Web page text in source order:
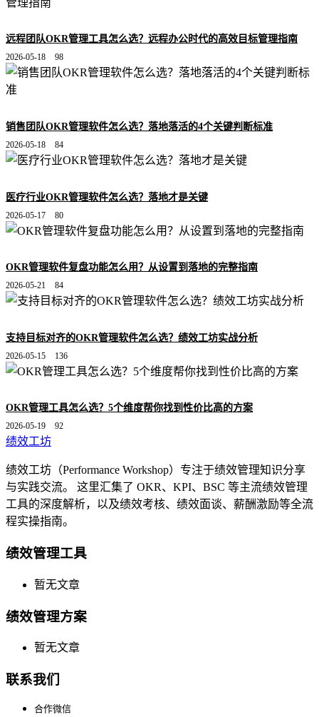
远程团队OKR管理工具怎么选？远程办公时代的高效目标管理指南
2026-05-18 98
销售团队OKR管理软件怎么选？落地落活的4个关键判断标准
2026-05-18 84
医疗行业OKR管理软件怎么选？落地才是关键
2026-05-17 80
OKR管理软件复盘功能怎么用？从设置到落地的完整指南
2026-05-21 84
支持目标对齐的OKR管理软件怎么选？绩效工坊实战分析
2026-05-15 136
OKR管理工具怎么选？5个维度帮你找到性价比高的方案
2026-05-19 92
绩效工坊
绩效工坊（Performance Workshop）专注于绩效管理知识分享
与实践交流。 这里汇集了 OKR、KPI、BSC 等主流绩效管理
工具的深度解析，以及绩效考核、绩效面谈、薪酬激励等全流
程实操指南。
绩效管理工具
暂无文章
绩效管理方案
暂无文章
联系我们
合作微信